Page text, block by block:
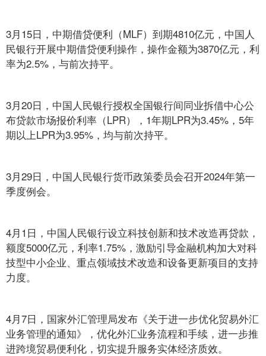
3月15日，中期借贷便利（MLF）到期4810亿元，中国人
民银行开展中期借贷便利操作，操作金额为3870亿元，利
率为2.5%，与前次持平。
3月20日，中国人民银行授权全国银行间同业拆借中心公
布贷款市场报价利率（LPR），1年期LPR为3.45%，5年
期以上LPR为3.95%，均与前次持平。
3月29日，中国人民银行货币政策委员会召开2024年第一
季度例会。
4月1日，中国人民银行设立科技创新和技术改造再贷款，
额度5000亿元，利率1.75%，激励引导金融机构加大对科
技型中小企业、重点领域技术改造和设备更新项目的支持
力度。
4月7日，国家外汇管理局发布《关于进一步优化贸易外汇
业务管理的通知》，优化外汇业务流程和手续，进一步推
进跨境贸易便利化，切实提升服务实体经济质效。